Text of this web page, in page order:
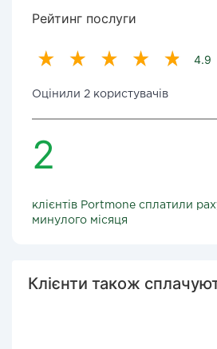
Рейтинг послуги
4.9
Оцінили 2 користувачів
2
клієнтів Portmone сплатили
минулого місяця
Клієнти також